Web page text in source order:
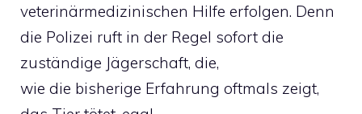
veterinärmedizinischen Hilfe erfolgen. Denn
die Polizei ruft in der Regel sofort die
zuständige Jägerschaft, die,
wie die bisherige Erfahrung oftmals zeigt,